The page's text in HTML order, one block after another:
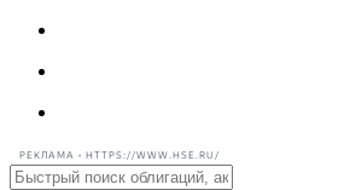
РЕКЛАМА • HTTPS://WWW.HSE.RU/